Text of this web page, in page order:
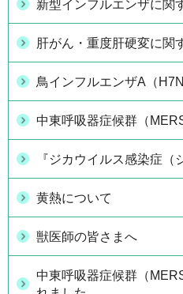
新型インフルエンザに関
肝がん・重度肝硬変に関
鳥インフルエンザA（
中東呼吸器症候群（
『ジカウイルス感染症（
黄熱について
獣医師の皆さまへ
中東呼吸器症候群（